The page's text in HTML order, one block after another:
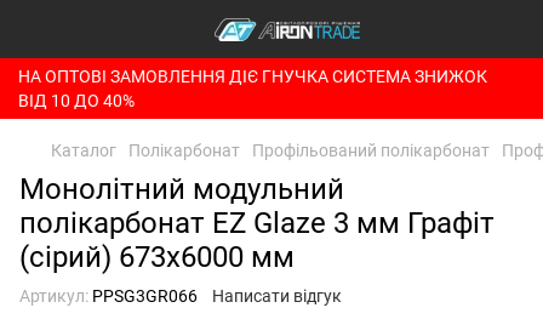
НА ОПТОВІ ЗАМОВЛЕННЯ ДІЄ ГНУЧКА СИСТЕМА ЗНИЖОК
ВІД 10 ДО 40%
Каталог Полікарбонат Профільований полікарбонат
Монолітний модульний
полікарбонат EZ Glaze 3 мм Графіт
(сірий) 673x6000 мм
Артикул: PPSG3GR066 Написати відгук